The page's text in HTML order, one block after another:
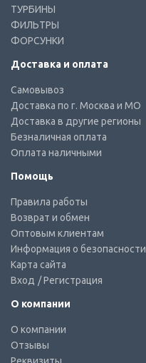
ТУРБИНЫ
ФИЛЬТРЫ
ФОРСУНКИ
Доставка и оплата
Самовывоз
Доставка по г. Москва и МО
Доставка в другие регионы
Безналичная оплата
Оплата наличными
Помощь
Правила работы
Возврат и обмен
Оптовым клиентам
Информация о безопасности
Карта сайта
Вход / Регистрация
О компании
О компании
Отзывы